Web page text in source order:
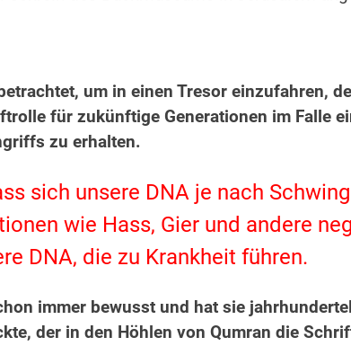
um in einen Tresor einzufahren,
für zukünftige Generationen im Falle
zu erhalten.
sich unsere DNA je nach
wie Hass, Gier und andere
DNA, die zu Krankheit führen.
immer bewusst und hat sie
der in den Höhlen von Qumran die